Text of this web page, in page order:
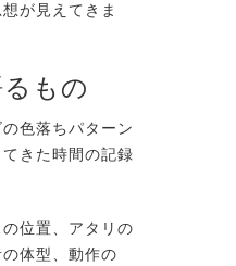
が見えてきま
もの
色落ちパターン
きた時間の記録
位置、アタリの
体型、動作の